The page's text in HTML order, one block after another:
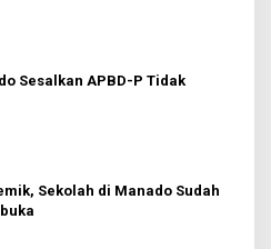
Sesalkan APBD-P Tidak
Sekolah di Manado Sudah